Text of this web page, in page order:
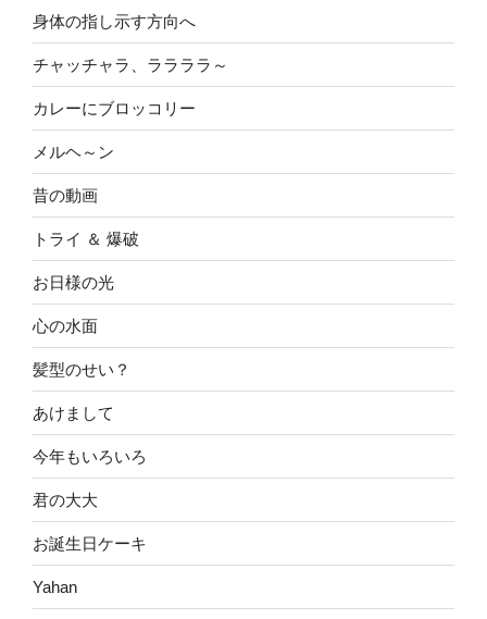
身体の指し示す方向へ
チャッチャラ、ララララ～
カレーにブロッコリー
メルヘ～ン
昔の動画
トライ ＆ 爆破
お日様の光
心の水面
髪型のせい？
あけまして
今年もいろいろ
君の大大
お誕生日ケーキ
Yahan